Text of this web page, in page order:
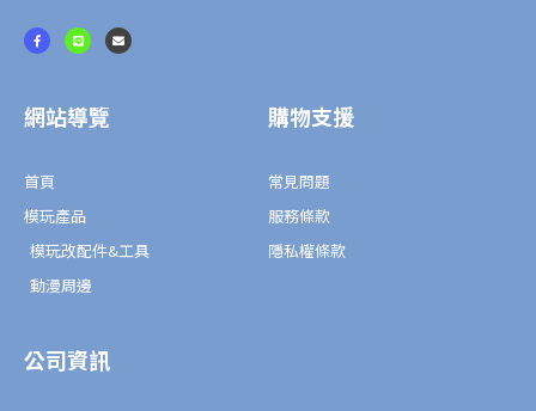
F
a
c
k
-
L
i
n
E
n
v
網站導覽
首頁
模玩產品
模玩改配件&工具
動漫周邊
購物支援
常見問題
服務條款
隱私權條款
公司資訊